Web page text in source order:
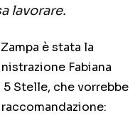
lavorare.
è stata la
Fabiana
Stelle, che vorrebbe